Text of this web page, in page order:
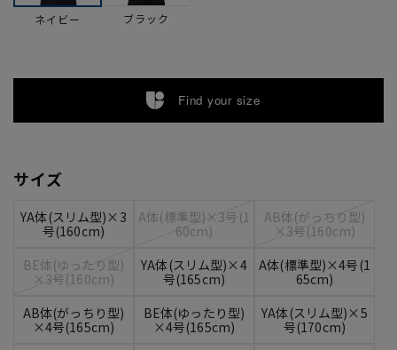
ネイビー ブラック
Find your size
サイズ
YA体(スリム型)×3
号(160cm)
A体(標準型)×3号(1
60cm)
AB体(がっちり型)
×3号(160cm)
BE体(ゆったり型)
×3号(160cm)
YA体(スリム型)×4
号(165cm)
A体(標準型)×4号(1
65cm)
AB体(がっちり型)
×4号(165cm)
BE体(ゆったり型)
×4号(165cm)
YA体(スリム型)×5
号(170cm)